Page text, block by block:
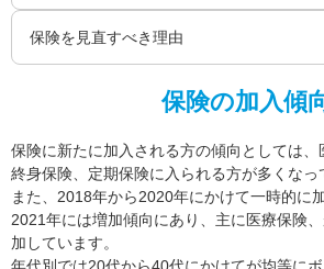
保険を見直すべき理由
保険の加入傾
保険に新たに加入される方の傾向としては、
終身保険、定期保険に入られる方が多くなっ
また、2018年から2020年にかけて一時的に
2021年には増加傾向にあり、主に医療保険
加しています。